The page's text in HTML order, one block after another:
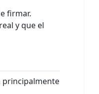
firmar.
y que el
principalmente